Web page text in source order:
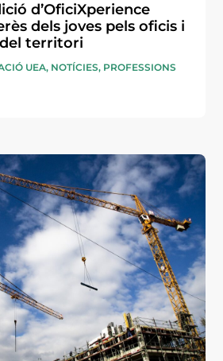
d’OficiXperience
dels joves pels oficis i
territori
UEA, NOTÍCIES, PROFESSIONS